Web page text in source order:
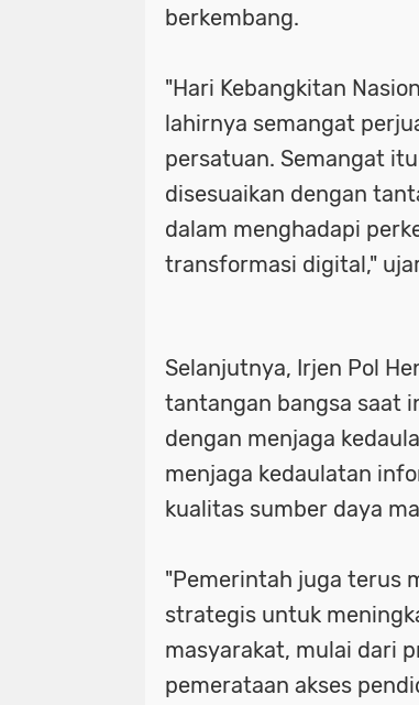
berkembang.
"Hari Kebangkitan
lahirnya semangat
persatuan. Semangat
disesuaikan dengan
dalam menghadapi
transformasi digital,"
Selanjutnya, Irjen Pol
tantangan bangsa saat
dengan menjaga
menjaga kedaulatan
kualitas sumber daya
"Pemerintah juga terus
strategis untuk
masyarakat, mulai dari
pemerataan akses